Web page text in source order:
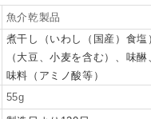
魚介乾製品
煮干し（いわし（国産）食塩
（大豆、小麦を含む）、味
味料（アミノ酸等）
55g